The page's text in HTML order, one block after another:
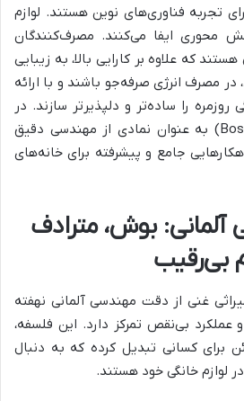
تجربه فناوری‌های نوین هستند. لوازم
محوری ایفا می‌کنند. مصرف‌کنندگان
که علاوه بر کارایی بالا، به زیبایی
در مصرف انرژی صرفه‌جو باشند و با ارائه
را ساده‌تر و دلپذیرتر سازند. در
این میان، برند بوش (Bosch) به عنوان نمادی از مهندسی دقیق
جامع و پیشرفته برای خانه‌های
بوش، مترادف
بی‌رقیب
غنی از دقت مهندسی آلمانی نهفته
بی‌نقص تمرکز دارد. این فلسفه،
برای کسانی تبدیل کرده که به دنبال
لوازم خانگی خود هستند.